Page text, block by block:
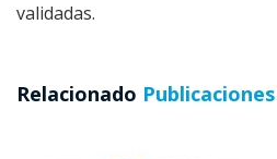
validadas.
Relacionado Publicaciones